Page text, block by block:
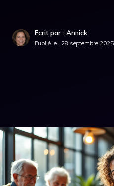
Ecrit par : Annick
Publié le : 28 septembre 2025